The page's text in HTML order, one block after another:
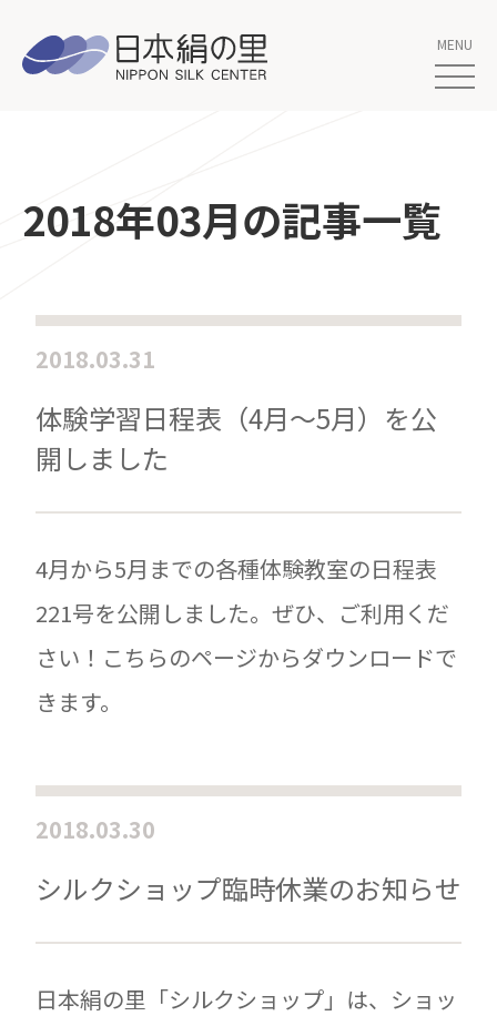
2018年03月の記事一覧
2018.03.31
体験学習日程表（4月〜5月）を公
開しました
4月から5月までの各種体験教室の日程表
221号を公開しました。ぜひ、ご利用くだ
さい！こちらのページからダウンロードで
きます。
2018.03.30
シルクショップ臨時休業のお知らせ
日本絹の里「シルクショップ」は、ショッ